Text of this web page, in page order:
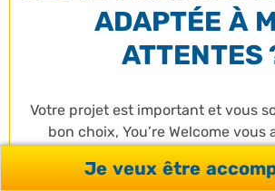
ADAPTÉE À
ATTENTES
Votre projet est important et vous
bon choix, You’re Welcome vous
Je veux être